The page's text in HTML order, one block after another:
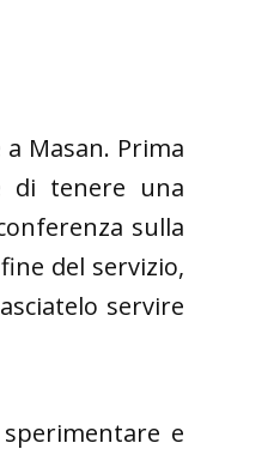
Masan. Prima
di tenere una
sulla
del servizio,
servire
e